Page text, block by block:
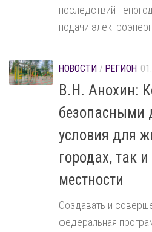
последствий
подачи
НОВОСТИ / РЕГИОН
В.Н. Анохин:
безопасными
условия для
городах, так
местности
Создавать и
федеральная